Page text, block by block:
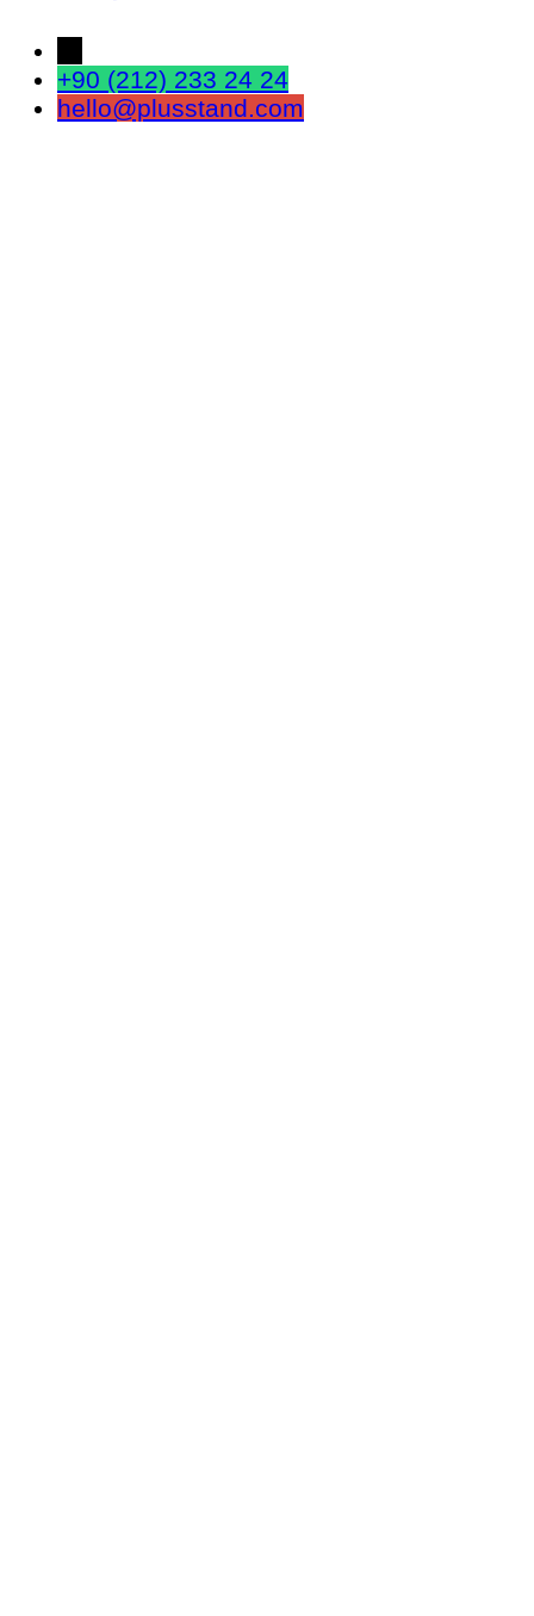
+90 (212) 233 24 24
hello@plusstand.com